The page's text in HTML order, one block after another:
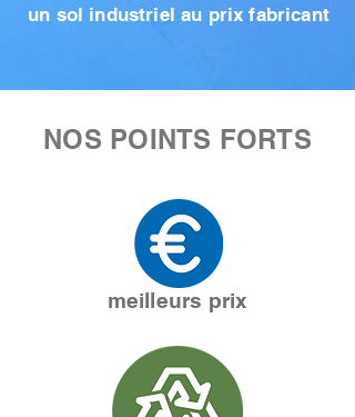
un sol industriel au prix fabricant
NOS POINTS FORTS
meilleurs prix